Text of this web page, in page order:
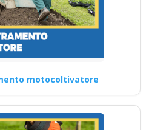
motocoltivatore